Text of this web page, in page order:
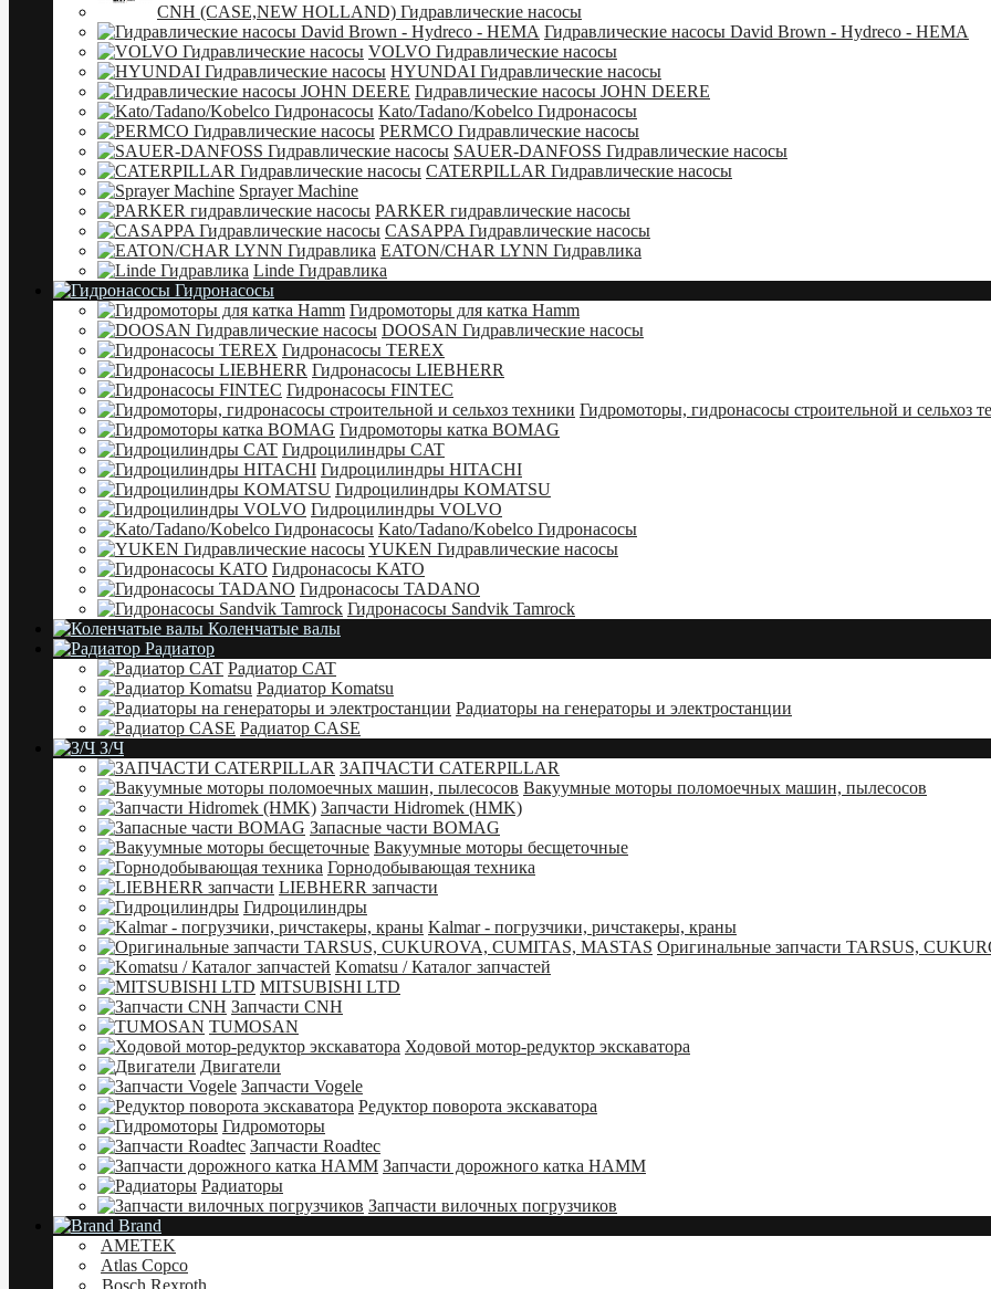
CNH (CASE,NEW HOLLAND) Гидравлические насосы
Гидравлические насосы David Brown - Hydreco - HEMA
VOLVO Гидравлические насосы
HYUNDAI Гидравлические насосы
Гидравлические насосы JOHN DEERE
Kato/Tadano/Kobelco Гидронасосы
PERMCO Гидравлические насосы
SAUER-DANFOSS Гидравлические насосы
CATERPILLAR Гидравлические насосы
Sprayer Machine
PARKER гидравлические насосы
CASAPPA Гидравлические насосы
EATON/CHAR LYNN Гидравлика
Linde Гидравлика
Гидронасосы
Гидромоторы для катка Hamm
DOOSAN Гидравлические насосы
Гидронасосы TEREX
Гидронасосы LIEBHERR
Гидронасосы FINTEC
Гидромоторы, гидронасосы строительной и сельхоз
Гидромоторы катка BOMAG
Гидроцилиндры CAT
Гидроцилиндры HITACHI
Гидроцилиндры KOMATSU
Гидроцилиндры VOLVO
Kato/Tadano/Kobelco Гидронасосы
YUKEN Гидравлические насосы
Гидронасосы KATO
Гидронасосы TADANO
Гидронасосы Sandvik Tamrock
Коленчатые валы
Радиатор
Радиатор CAT
Радиатор Komatsu
Радиаторы на генераторы и электростанции
Радиатор CASE
З/Ч
ЗАПЧАСТИ CATERPILLAR
Вакуумные моторы поломоечных машин, пылесосов
Запчасти Hidromek (HMK)
Запасные части BOMAG
Вакуумные моторы бесщеточные
Горнодобывающая техника
LIEBHERR запчасти
Гидроцилиндры
Kalmar - погрузчики, ричстакеры, краны
Оригинальные запчасти TARSUS,
Komatsu / Каталог запчастей
MITSUBISHI LTD
Запчасти CNH
TUMOSAN
Ходовой мотор-редуктор экскаватора
Двигатели
Запчасти Vogele
Редуктор поворота экскаватора
Гидромоторы
Запчасти Roadtec
Запчасти дорожного катка HAMM
Радиаторы
Запчасти вилочных погрузчиков
Brand
AMETEK
Atlas Copco
Bosch Rexroth